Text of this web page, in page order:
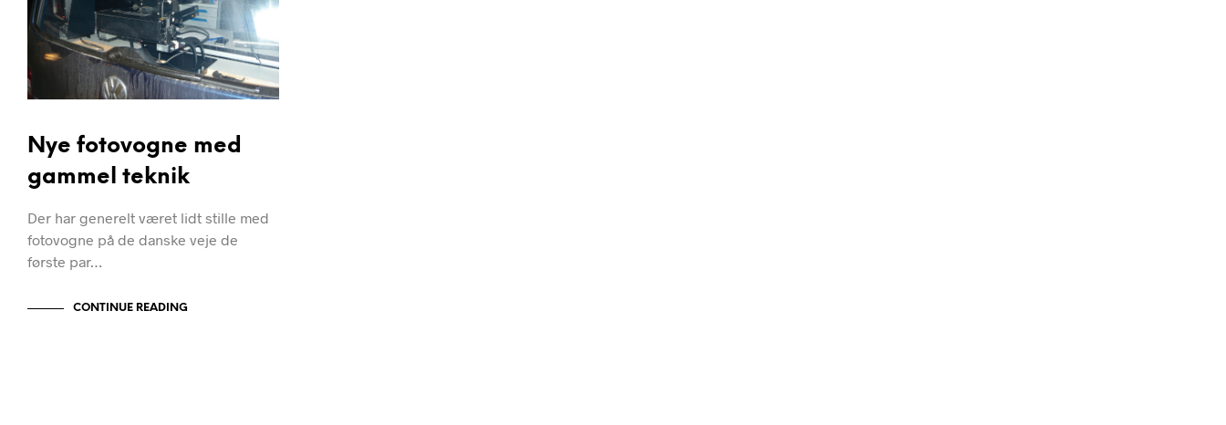
Nye fotovogne med
gammel teknik
Der har generelt været lidt stille med
fotovogne på de danske veje de
første par…
CONTINUE READING